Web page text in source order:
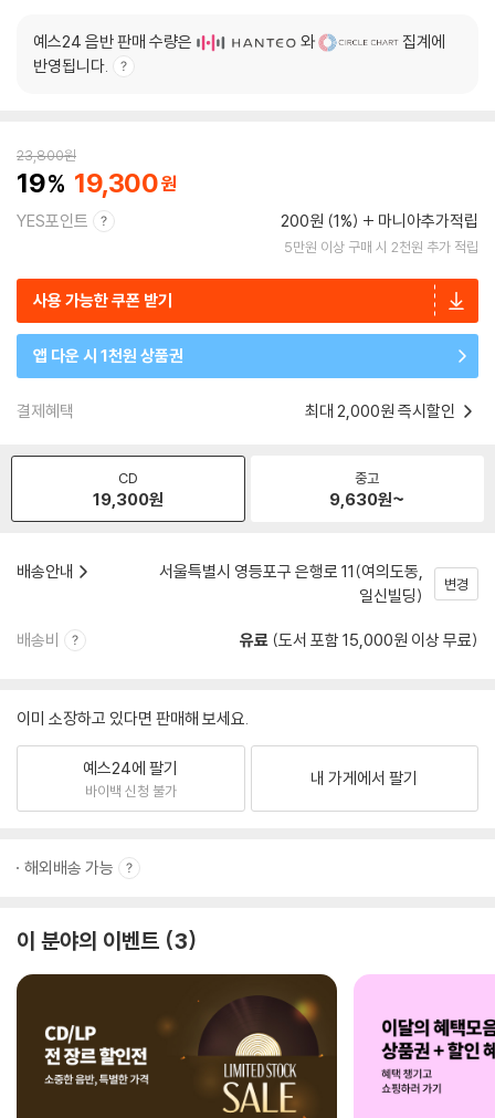
예스24 음반 판매 수량은 와
집계에
반영됩니다.
23,800원
19 19,300
YES포인트 200원 (1%) 마니아추가적립
5만원 이상 구매 시 2천원 추가 적립
사용 가능한 쿠폰 받기
앱 다운 시 1천원 상품권
결제혜택 최대 2,000원 즉시할인
CD
19,300원
중고
9,630원~
배송안내
서울특별시 영등포구 은행로 11(여의도동,
일신빌딩)
변경
배송비 유료 (도서 포함 15,000원 이상 무료)
이미 소장하고 있다면 판매해 보세요.
예스24에 팔기
바이백 신청 불가
내 가게에서 팔기
해외배송 가능
이 분야의 이벤트 3